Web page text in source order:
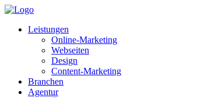
Leistungen
Online-Marketing
Webseiten
Design
Content-Marketing
Branchen
Agentur